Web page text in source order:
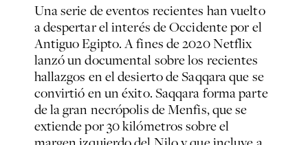
Una serie de eventos recientes han vuelto
a despertar el interés de Occidente por el
Antiguo Egipto. A fines de 2020 Netflix
lanzó un documental sobre los recientes
hallazgos en el desierto de Saqqara que se
convirtió en un éxito. Saqqara forma parte
de la gran necrópolis de Menfis, que se
extiende por 30 kilómetros sobre el